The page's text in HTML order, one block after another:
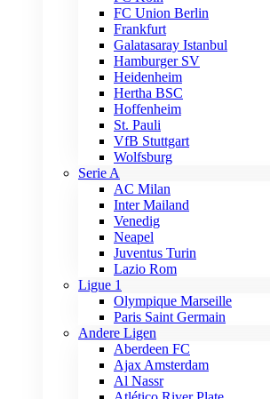
FC Union Berlin
Frankfurt
Galatasaray Istanbul
Hamburger SV
Heidenheim
Hertha BSC
Hoffenheim
St. Pauli
VfB Stuttgart
Wolfsburg
Serie A
AC Milan
Inter Mailand
Venedig
Neapel
Juventus Turin
Lazio Rom
Ligue 1
Olympique Marseille
Paris Saint Germain
Andere Ligen
Aberdeen FC
Ajax Amsterdam
Al Nassr